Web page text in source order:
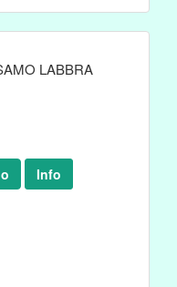
LABBRA
Info